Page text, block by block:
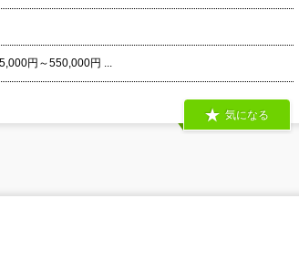
円～550,000円 ...
気になる